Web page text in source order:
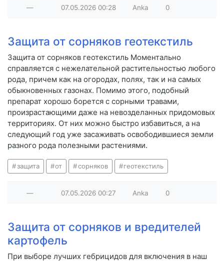
— 07.05.2026 00:28 Anka 0
Защита от сорняков геотекстиль
Защита от сорняков геотекстиль Моментально
справляется с нежелательной растительностью любого
рода, причем как на огородах, полях, так и на самых
обыкновенных газонах. Помимо этого, подобный
препарат хорошо борется с сорными травами,
произрастающими даже на невозделанных придомовых
территориях. От них можно быстро избавиться, а на
следующий год уже засаживать освободившиеся земли
разного рода полезными растениями.
защита от сорняков геотекстиль
— 07.05.2026 00:27 Anka 0
Защита от сорняков и вредителей
картофель
При выборе лучших гебрицидов для включения в наш